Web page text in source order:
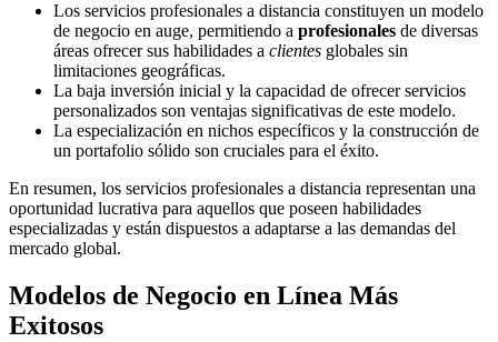
Los servicios profesionales a distancia constituyen un modelo
de negocio en auge, permitiendo a profesionales de diversas
áreas ofrecer sus habilidades a clientes globales sin
limitaciones geográficas.
La baja inversión inicial y la capacidad de ofrecer servicios
personalizados son ventajas significativas de este modelo.
La especialización en nichos específicos y la construcción de
un portafolio sólido son cruciales para el éxito.
En resumen, los servicios profesionales a distancia representan una
oportunidad lucrativa para aquellos que poseen habilidades
especializadas y están dispuestos a adaptarse a las demandas del
mercado global.
Modelos de Negocio en Línea Más
Exitosos